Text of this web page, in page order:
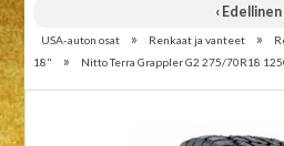
‹ Edellinen
USA-auton osat » Renkaat ja vanteet »
18"
» Nitto Terra Grappler G2 275/70R18